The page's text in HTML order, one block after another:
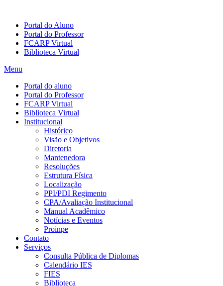
Portal do Aluno
Portal do Professor
FCARP Virtual
Biblioteca Virtual
Menu
Portal do aluno
Portal do Professor
FCARP Virtual
Biblioteca Virtual
Institucional
Histórico
Visão e Objetivos
Diretoria
Mantenedora
Resoluções
Estrutura Física
Localização
PPI/PDI Regimento
CPA/Avaliação Institucional
Manual Acadêmico
Notícias e Eventos
Proinpe
Contato
Serviços
Consulta Pública de Diplomas
Calendário IES
FIES
Biblioteca